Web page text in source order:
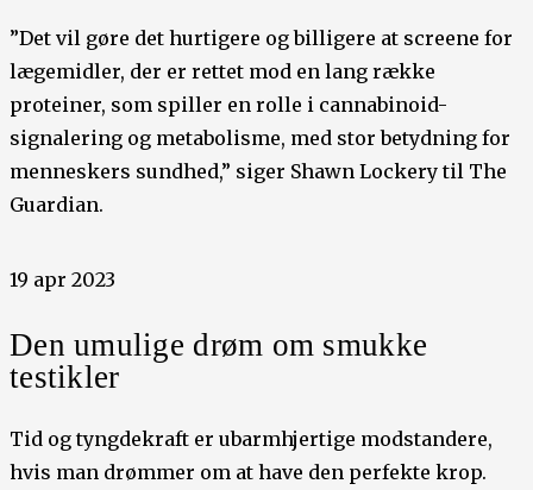
”Det vil gøre det hurtigere og billigere at screene for
lægemidler, der er rettet mod en lang række
proteiner, som spiller en rolle i cannabinoid-
signalering og metabolisme, med stor betydning for
menneskers sundhed,” siger Shawn Lockery til The
Guardian.
19 apr 2023
Den umulige drøm om smukke
testikler
Tid og tyngdekraft er ubarmhjertige modstandere,
hvis man drømmer om at have den perfekte krop.